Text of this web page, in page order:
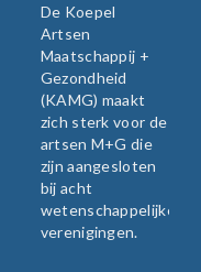
De Koepel
Artsen
Maatschappij +
Gezondheid
(KAMG) maakt
zich sterk voor de
artsen M+G die
zijn aangesloten
bij acht
wetenschappelijke
verenigingen.